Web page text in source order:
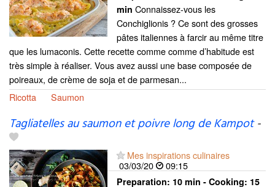
min Connaissez-vous les
Conchiglionis ? Ce sont des grosses
pâtes italiennes à farcir au même titre
que les lumaconis. Cette recette comme comme d’habitude est
très simple à réaliser. Vous avez aussi une base composée de
poireaux, de crème de soja et de parmesan...
Ricotta
Saumon
Tagliatelles au saumon et poivre long de Kampot-
Mes inspirations culinaires
03/03/20
09:15
Preparation: 10 min - Cooking: 15